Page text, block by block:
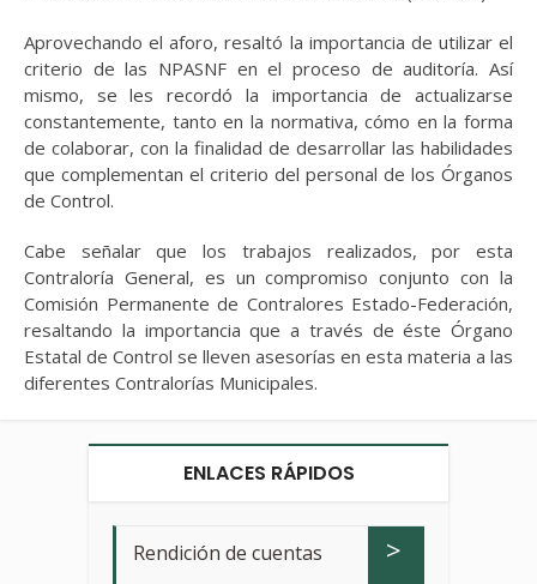
Aprovechando el aforo, resaltó la importancia de utilizar el
criterio de las NPASNF en el proceso de auditoría. Así
mismo, se les recordó la importancia de actualizarse
constantemente, tanto en la normativa, cómo en la forma
de colaborar, con la finalidad de desarrollar las habilidades
que complementan el criterio del personal de los Órganos
de Control.
Cabe señalar que los trabajos realizados, por esta
Contraloría General, es un compromiso conjunto con la
Comisión Permanente de Contralores Estado-Federación,
resaltando la importancia que a través de éste Órgano
Estatal de Control se lleven asesorías en esta materia a las
diferentes Contralorías Municipales.
ENLACES RÁPIDOS
Rendición de cuentas >